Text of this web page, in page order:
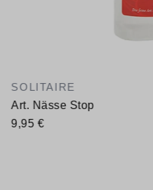
SOLITAIRE
Art. Nässe Stop
9,95 €